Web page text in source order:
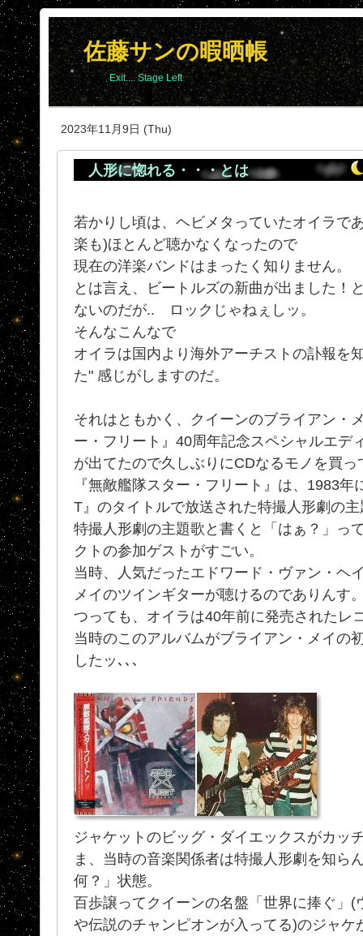
佐藤サンの暇晒帳
Exit.... Stage Left
2023年11月9日 (Thu)
人形に惚れる・・・とは
若かりし頃は、ヘビメタっていたオイラで
楽も)ほとんど聴かなくなったので
現在の洋楽バンドはまったく知りません。
とは言え、ビートルズの新曲が出ました！
ないのだが.. ロックじゃねぇしッ。
そんなこんなで
オイラは国内より海外アーチストの訃報を
た" 感じがしますのだ。
それはともかく、クイーンのブライアン・
ー・フリート』40周年記念スペシャルエデ
が出てたので久しぶりにCDなるモノを買
『無敵艦隊スター・フリート』は、1983
T』のタイトルで放送された特撮人形劇の
特撮人形劇の主題歌と書くと「はぁ？」っ
クトの参加ゲストがすごい。
当時、人気だったエドワード・ヴァン・ヘ
メイのツインギターが聴けるのでありんす
つっても、オイラは40年前に発売されたレ
当時のこのアルバムがブライアン・メイの
したッ､､､
ジャケットのビッグ・ダイエックスがカッ
ま、当時の音楽関係者は特撮人形劇を知ら
何？」状態。
百歩譲ってクイーンの名盤「世界に捧ぐ」
や伝説のチャンピオンが入ってる)のジャケ